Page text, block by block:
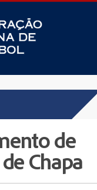
de
Chapa